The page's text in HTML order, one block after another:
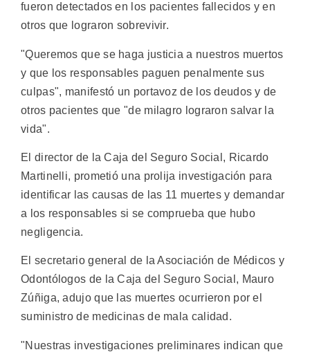
fueron detectados en los pacientes fallecidos y en
otros que lograron sobrevivir.
"Queremos que se haga justicia a nuestros muertos
y que los responsables paguen penalmente sus
culpas", manifestó un portavoz de los deudos y de
otros pacientes que "de milagro lograron salvar la
vida".
El director de la Caja del Seguro Social, Ricardo
Martinelli, prometió una prolija investigación para
identificar las causas de las 11 muertes y demandar
a los responsables si se comprueba que hubo
negligencia.
El secretario general de la Asociación de Médicos y
Odontólogos de la Caja del Seguro Social, Mauro
Zúñiga, adujo que las muertes ocurrieron por el
suministro de medicinas de mala calidad.
"Nuestras investigaciones preliminares indican que